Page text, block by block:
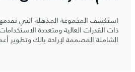
استكشف المجموعة المذهلة التي
ذات القدرات العالية ومتعددة
الشاملة المصممة لإراحة بالك وتطوير